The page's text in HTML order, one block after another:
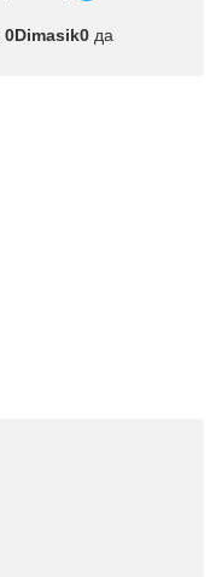
0Dimasik0 да